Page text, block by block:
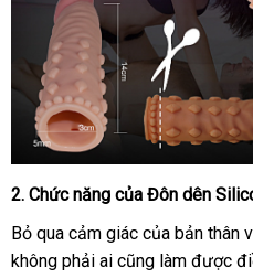
2mới
nhất
. Chức năng rẻ
nhất
của Đôn dên
Bỏ qua cảm giác chất
lượng
của bản thân
không phải ai nơi
cũng làm ở
được